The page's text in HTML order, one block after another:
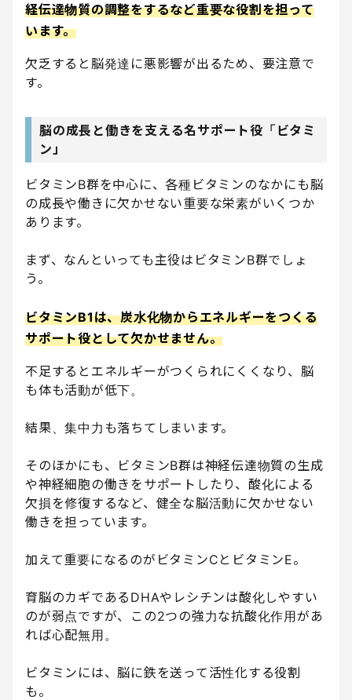
経伝達物質の調整をするなど重要な役割を担って
います。
欠乏すると脳発達に悪影響が出るため、要注意で
す。
脳の成長と働きを支える名サポート役「ビタミ
ン」
ビタミンB群を中心に、各種ビタミンのなかにも脳
の成長や働きに欠かせない重要な栄素がいくつか
あります。
まず、なんといっても主役はビタミンB群でしょ
う。
ビタミンB1は、炭水化物からエネルギーをつくる
サポート役として欠かせません。
不足するとエネルギーがつくられにくくなり、脳
も体も活動が低下。
結果、集中力も落ちてしまいます。
そのほかにも、ビタミンB群は神経伝達物質の生成
や神経細胞の働きをサポートしたり、酸化による
欠損を修復するなど、健全な脳活動に欠かせない
働きを担っています。
加えて重要になるのがビタミンCとビタミンE。
育脳のカギであるDHAやレシチンは酸化しやすい
のが弱点ですが、この2つの強力な抗酸化作用があ
れば心配無用。
ビタミンには、脳に鉄を送って活性化する役割
も。